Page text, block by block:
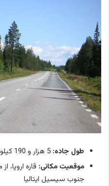
طول جاده:
موقعیت مکانی: قاره اروپا،
جنوب سیسیل ایتالیا